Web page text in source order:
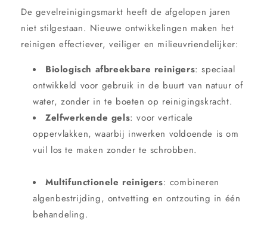
De gevelreinigingsmarkt heeft de afgelopen jaren
niet stilgestaan. Nieuwe ontwikkelingen maken het
reinigen effectiever, veiliger en milieuvriendelijker:
Biologisch afbreekbare reinigers: speciaal
ontwikkeld voor gebruik in de buurt van natuur of
water, zonder in te boeten op reinigingskracht.
Zelfwerkende gels: voor verticale
oppervlakken, waarbij inwerken voldoende is om
vuil los te maken zonder te schrobben.
Multifunctionele reinigers: combineren
algenbestrijding, ontvetting en ontzouting in één
behandeling.